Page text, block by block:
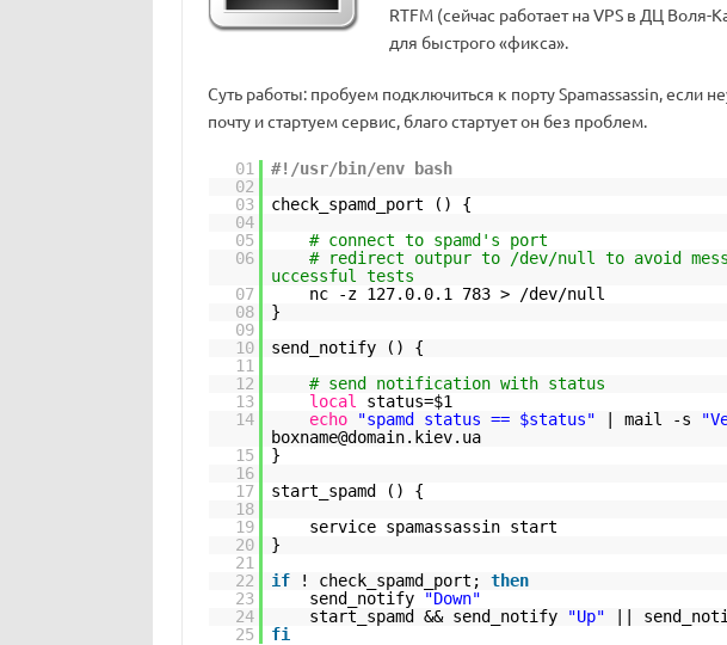
RTFM (сейчас работает на VPS в ДЦ
для быстрого «фикса».
Суть работы: пробуем подключиться к порту Spamassassin, если
почту и стартуем сервис, благо стартует он без проблем.
01
#!/usr/bin/env bash
02
03
check_spamd_port () {
04
05
# connect to spamd's port
06
# redirect outpur to /dev/null to avoid
uccessful tests
07
nc -z 127.0.0.1 783 >
/dev/null
08
}
09
10
send_notify () {
11
12
# send notification with status
13
local
status=$1
14
echo "spamd status == $status" | mail -s
boxname@domain.kiev.ua
15
}
16
17
start_spamd () {
18
19
service spamassassin start
20
}
21
22
if ! check_spamd_port; then
23
send_notify
"Down"
24
start_spamd && send_notify "Up" ||
25
fi